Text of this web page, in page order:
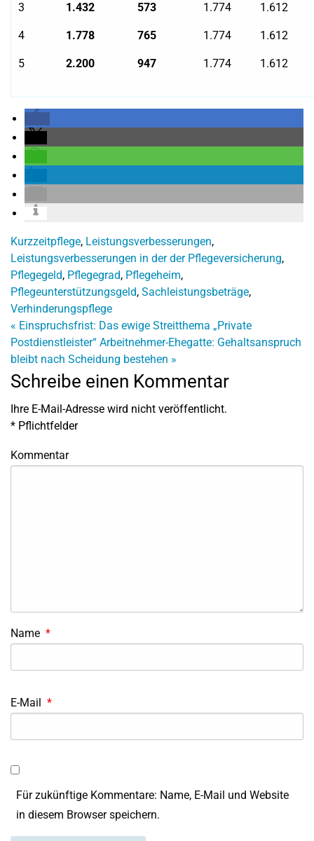
3
4
5
1.432
1.778
2.200
573
765
947
1.774
1.774
1.774
1.612
1.612
1.612
Kurzzeitpflege, Leistungsverbesserungen,
Leistungsverbesserungen in der der Pflegeversicherung,
Pflegegeld, Pflegegrad, Pflegeheim,
Pflegeunterstützungsgeld, Sachleistungsbeträge,
Verhinderungspflege
« Einspruchsfrist: Das ewige Streitthema „Private
Postdienstleister“ Arbeitnehmer-Ehegatte: Gehaltsanspruch
bleibt nach Scheidung bestehen »
Schreibe einen Kommentar
Ihre E-Mail-Adresse wird nicht veröffentlicht.
* Pflichtfelder
Kommentar
Name *
E-Mail *
Für zukünftige Kommentare: Name, E-Mail und Website
in diesem Browser speichern.